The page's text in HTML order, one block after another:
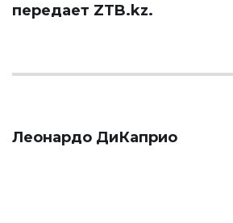
передает ZTB.kz.
Леонардо ДиКаприо